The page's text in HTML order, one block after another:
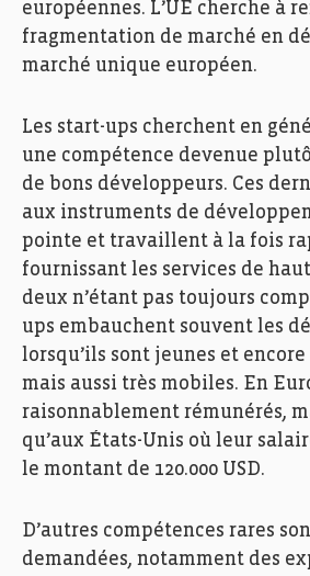
européennes. L’UE cherche à
fragmentation de marché en
marché unique européen.
Les start-ups cherchent en
une compétence devenue
de bons développeurs. Ces
aux instruments de
pointe et travaillent à la fois
fournissant les services de
deux n’étant pas toujours
ups embauchent souvent les
lorsqu’ils sont jeunes et
mais aussi très mobiles. En
raisonnablement rémunérés,
qu’aux États-Unis où leur
le montant de 120.000 USD.
D’autres compétences rares
demandées, notamment des